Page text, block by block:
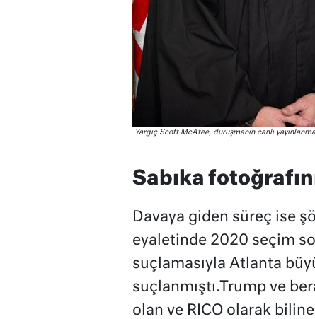
Yargıç Scott McAfee, duruşmanın canlı
Sabıka
Davaya giden süreç ise
eyaletinde 2020 seçim
suçlamasıyla Atlanta
suçlanmıştı.Trump ve
olan ve RICO olarak